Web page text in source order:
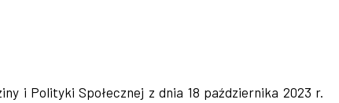
i Polityki Społecznej z dnia 18 października 2023 r.